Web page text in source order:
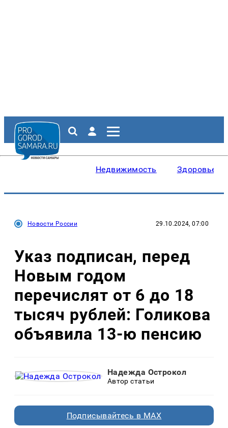
Недвижимость Здоровье
Новости России 29.10.2024, 07:00
Указ подписан, перед
Новым годом
перечислят от 6 до 18
тысяч рублей: Голикова
объявила 13-ю пенсию
Надежда Острокол
Автор статьи
Подписывайтесь в MAX